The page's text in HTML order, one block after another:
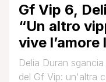
Gf Vip 6,
“Un altro
vive l’amore
Delia Duran
del Gf Vip: un'altra